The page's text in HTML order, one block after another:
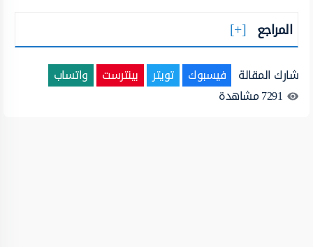
المراجع
شارك المقالة فيسبوك تويتر بينترست
واتساب
7291مشاهدة